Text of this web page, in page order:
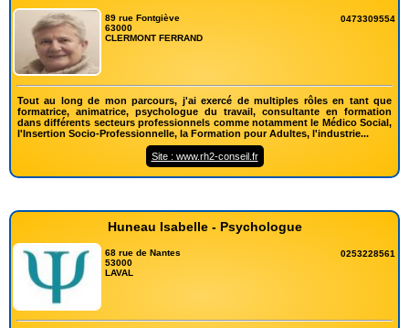
89 rue Fontgiève
63000
CLERMONT FERRAND
0473309554
Tout au long de mon parcours, j'ai exercé de multiples rôles en tant que
formatrice, animatrice, psychologue du travail, consultante en formation
dans différents secteurs professionnels comme notamment le Médico Social,
l'Insertion Socio-Professionnelle, la Formation pour Adultes, l'industrie...
Site : www.rh2-conseil.fr
Huneau Isabelle - Psychologue
68 rue de Nantes
53000
LAVAL
0253228561